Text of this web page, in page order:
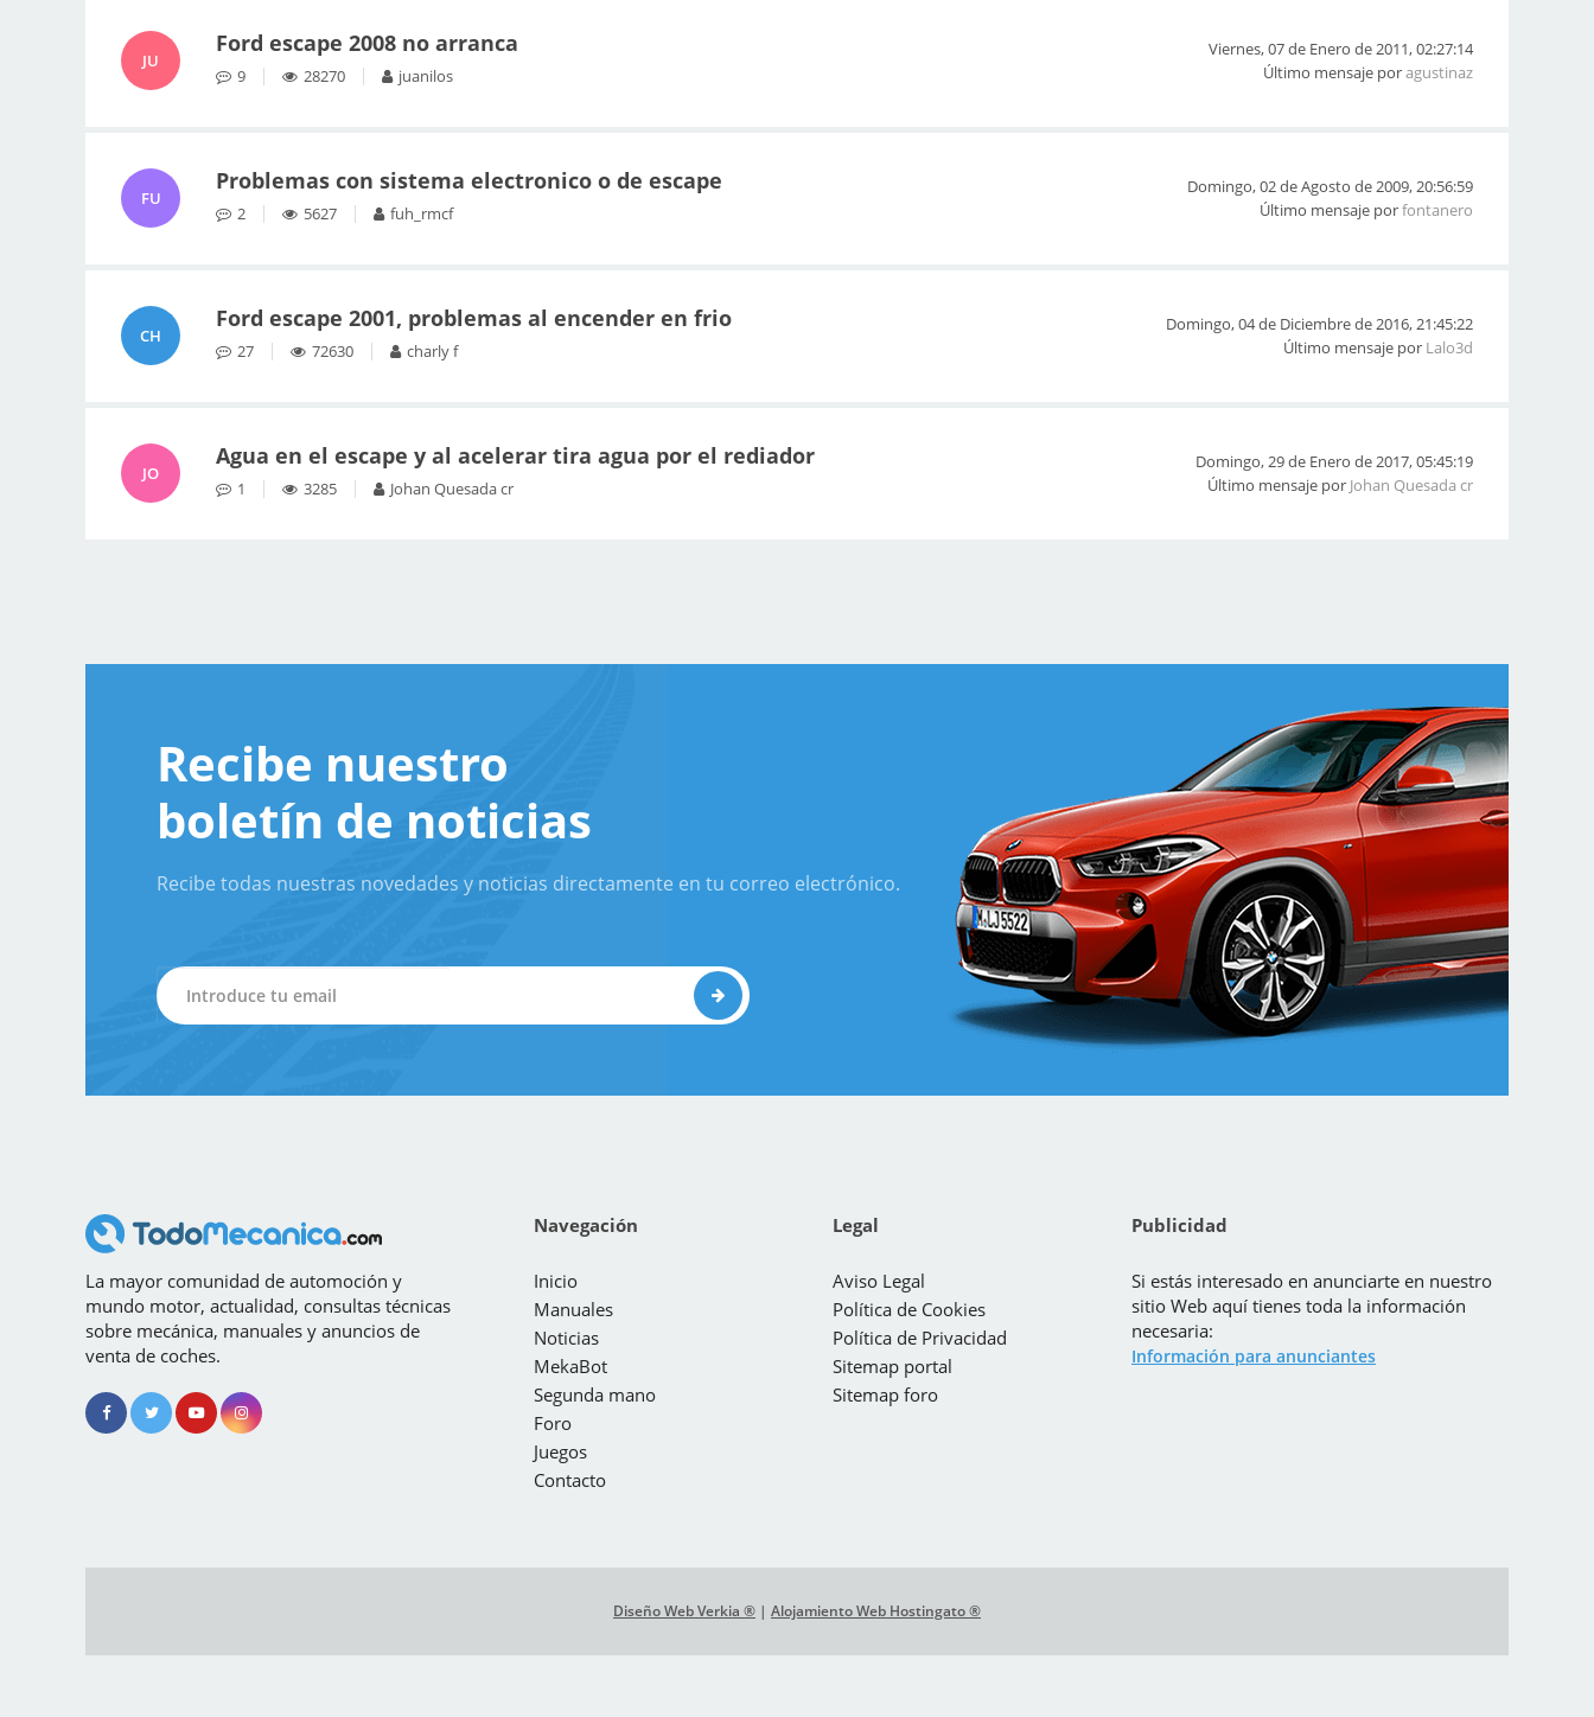
JU
Ford escape 2008 no arranca
9 28270 juanilos
Viernes, 07 de Enero de 2011, 02:27:14
Último mensaje poragustinaz
FU
Problemas con sistema electronico o de escape
2 5627 fuh_rmcf
Domingo, 02 de Agosto de 2009, 20:56:59
Último mensaje porfontanero
CH
Ford escape 2001, problemas al encender en frio
27 72630 charly f
Domingo, 04 de Diciembre de 2016, 21:45:22
Último mensaje por Lalo3d
JO
Agua en el escape y al acelerar tira agua por el rediador
1 3285 Johan Quesada cr
Domingo, 29 de Enero de 2017, 05:45:19
Último mensaje por Johan Quesada cr
Recibe nuestro
boletín de noticias
Recibe todas nuestras novedades y noticias directamente en tu correo electrónico.
La mayor comunidad de automoción y
mundo motor, actualidad, consultas técnicas
sobre mecánica, manuales y anuncios de
venta de coches.
Navegación
Inicio
Manuales
Noticias
MekaBot
Segunda mano
Foro
Juegos
Contacto
Legal
Aviso Legal
Política de Cookies
Política de Privacidad
Sitemap portal
Sitemap foro
Publicidad
Si estás interesado en anunciarte en nuestro
sitio Web aquí tienes toda la información
necesaria:
Información para anunciantes
Diseño Web Verkia ® | Alojamiento Web Hostingato ®